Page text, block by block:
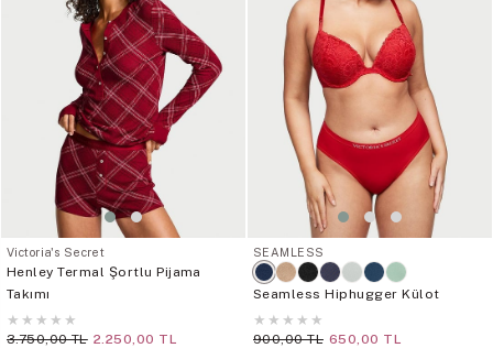
Victoria's Secret
Henley Termal Şortlu Pijama
Takımı
★ ★ ★ ★ ★
3.750,00 TL 2.250,00 TL
SEAMLESS
Seamless Hiphugger Külot
★ ★ ★ ★ ★
900,00 TL 650,00 TL